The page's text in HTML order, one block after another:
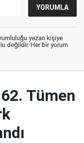
yazan kişiye
değildir. Her bir yorum
Tümen